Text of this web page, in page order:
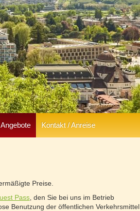
Preise.
Pass , den Sie bei uns im Betrieb
Benutzung der öffentlichen Verkehrsmittel
Kontakt / Anreise